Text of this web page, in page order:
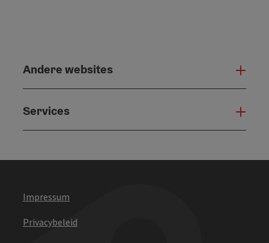
Andere websites
Services
Impressum
Privacybeleid